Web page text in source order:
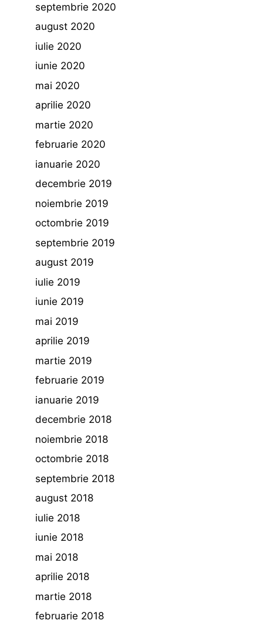
septembrie 2020
august 2020
iulie 2020
iunie 2020
mai 2020
aprilie 2020
martie 2020
februarie 2020
ianuarie 2020
decembrie 2019
noiembrie 2019
octombrie 2019
septembrie 2019
august 2019
iulie 2019
iunie 2019
mai 2019
aprilie 2019
martie 2019
februarie 2019
ianuarie 2019
decembrie 2018
noiembrie 2018
octombrie 2018
septembrie 2018
august 2018
iulie 2018
iunie 2018
mai 2018
aprilie 2018
martie 2018
februarie 2018